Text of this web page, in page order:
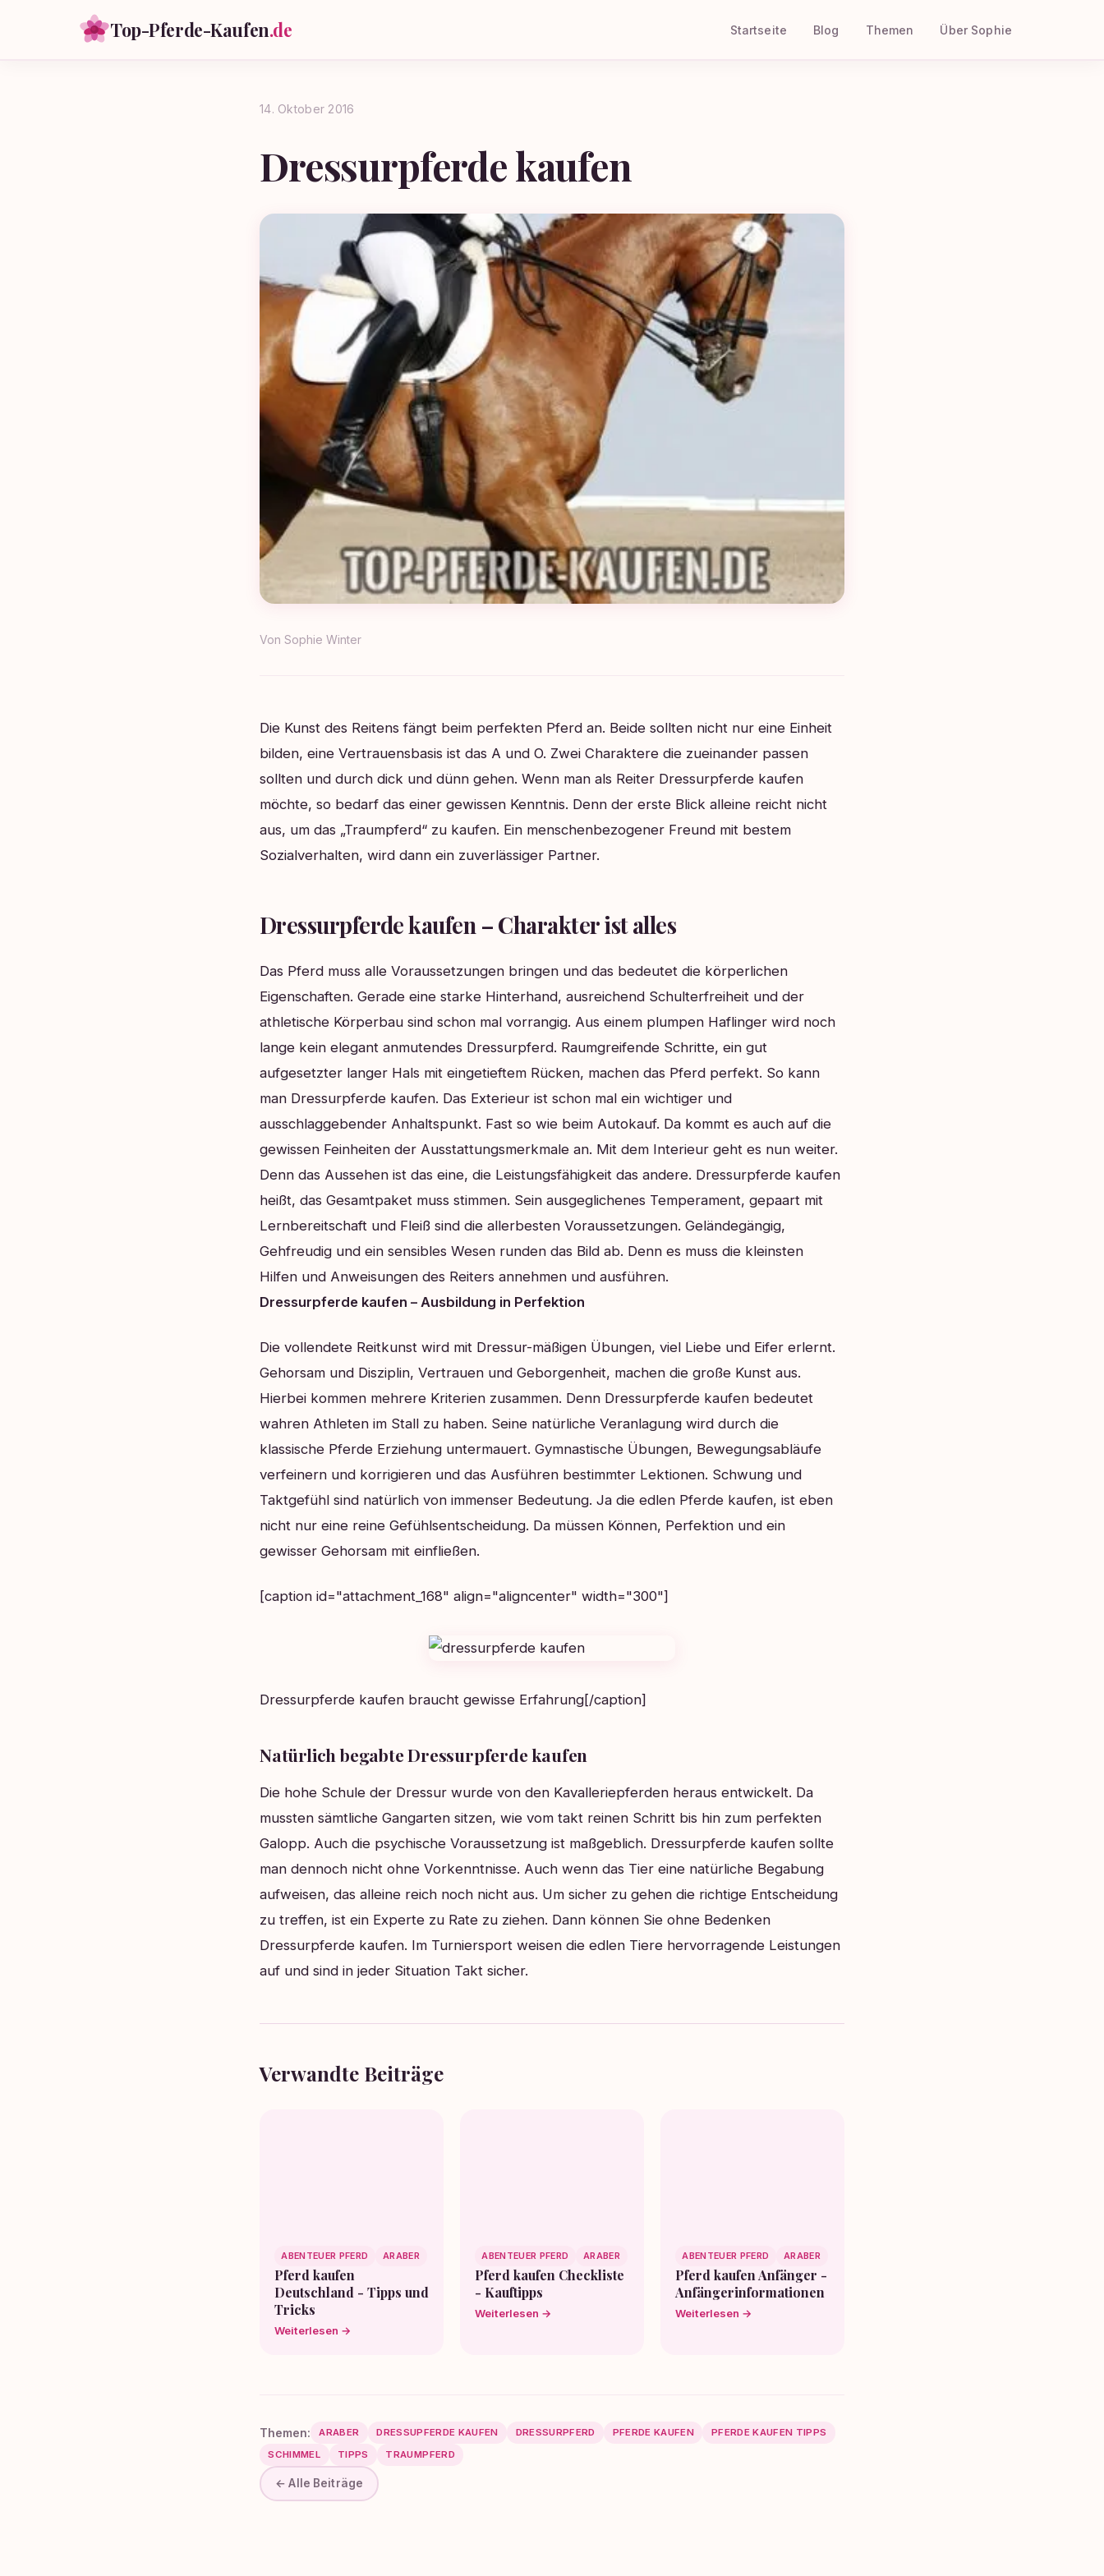
Top-Pferde-Kaufen.de Startseite Blog Themen Über Sophie
14. Oktober 2016
Dressurpferde kaufen
Von Sophie Winter
Die Kunst des Reitens fängt beim perfekten Pferd an. Beide sollten nicht nur eine Einheit
bilden, eine Vertrauensbasis ist das A und O. Zwei Charaktere die zueinander passen
sollten und durch dick und dünn gehen. Wenn man als Reiter Dressurpferde kaufen
möchte, so bedarf das einer gewissen Kenntnis. Denn der erste Blick alleine reicht nicht
aus, um das „Traumpferd“ zu kaufen. Ein menschenbezogener Freund mit bestem
Sozialverhalten, wird dann ein zuverlässiger Partner.
Dressurpferde kaufen – Charakter ist alles
Das Pferd muss alle Voraussetzungen bringen und das bedeutet die körperlichen
Eigenschaften. Gerade eine starke Hinterhand, ausreichend Schulterfreiheit und der
athletische Körperbau sind schon mal vorrangig. Aus einem plumpen Haflinger wird noch
lange kein elegant anmutendes Dressurpferd. Raumgreifende Schritte, ein gut
aufgesetzter langer Hals mit eingetieftem Rücken, machen das Pferd perfekt. So kann
man Dressurpferde kaufen. Das Exterieur ist schon mal ein wichtiger und
ausschlaggebender Anhaltspunkt. Fast so wie beim Autokauf. Da kommt es auch auf die
gewissen Feinheiten der Ausstattungsmerkmale an. Mit dem Interieur geht es nun weiter.
Denn das Aussehen ist das eine, die Leistungsfähigkeit das andere. Dressurpferde kaufen
heißt, das Gesamtpaket muss stimmen. Sein ausgeglichenes Temperament, gepaart mit
Lernbereitschaft und Fleiß sind die allerbesten Voraussetzungen. Geländegängig,
Gehfreudig und ein sensibles Wesen runden das Bild ab. Denn es muss die kleinsten
Hilfen und Anweisungen des Reiters annehmen und ausführen.
Dressurpferde kaufen – Ausbildung in Perfektion
Die vollendete Reitkunst wird mit Dressur-mäßigen Übungen, viel Liebe und Eifer erlernt.
Gehorsam und Disziplin, Vertrauen und Geborgenheit, machen die große Kunst aus.
Hierbei kommen mehrere Kriterien zusammen. Denn Dressurpferde kaufen bedeutet
wahren Athleten im Stall zu haben. Seine natürliche Veranlagung wird durch die
klassische Pferde Erziehung untermauert. Gymnastische Übungen, Bewegungsabläufe
verfeinern und korrigieren und das Ausführen bestimmter Lektionen. Schwung und
Taktgefühl sind natürlich von immenser Bedeutung. Ja die edlen Pferde kaufen, ist eben
nicht nur eine reine Gefühlsentscheidung. Da müssen Können, Perfektion und ein
gewisser Gehorsam mit einfließen.
[caption id="attachment_168" align="aligncenter" width="300"]
Dressurpferde kaufen braucht gewisse Erfahrung[/caption]
Natürlich begabte Dressurpferde kaufen
Die hohe Schule der Dressur wurde von den Kavalleriepferden heraus entwickelt. Da
mussten sämtliche Gangarten sitzen, wie vom takt reinen Schritt bis hin zum perfekten
Galopp. Auch die psychische Voraussetzung ist maßgeblich. Dressurpferde kaufen sollte
man dennoch nicht ohne Vorkenntnisse. Auch wenn das Tier eine natürliche Begabung
aufweisen, das alleine reich noch nicht aus. Um sicher zu gehen die richtige Entscheidung
zu treffen, ist ein Experte zu Rate zu ziehen. Dann können Sie ohne Bedenken
Dressurpferde kaufen. Im Turniersport weisen die edlen Tiere hervorragende Leistungen
auf und sind in jeder Situation Takt sicher.
Verwandte Beiträge
ABENTEUER PFERD ARABER
Pferd kaufen
Deutschland - Tipps und
Tricks
Weiterlesen →
ABENTEUER PFERD ARABER
Pferd kaufen Checkliste
- Kauftipps
Weiterlesen →
ABENTEUER PFERD ARABER
Pferd kaufen Anfänger -
Anfängerinformationen
Weiterlesen →
Themen: ARABER DRESSUPFERDE KAUFEN DRESSURPFERD PFERDE KAUFEN
PFERDE KAUFEN TIPPS
SCHIMMEL
TIPPS TRAUMPFERD
← Alle Beiträge